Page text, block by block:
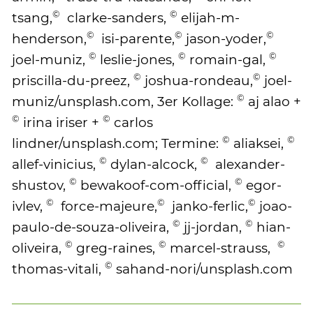
tsang,© clarke-sanders, © elijah-m-
henderson,© isi-parente,© jason-yoder,©
joel-muniz, © leslie-jones, © romain-gal, ©
priscilla-du-preez, © joshua-rondeau,© joel-
muniz/unsplash.com, 3er Kollage: © aj alao +
© irina iriser + © carlos
lindner/unsplash.com; Termine: © aliaksei, ©
allef-vinicius, © dylan-alcock, ©
alexander-
shustov, © bewakoof-com-official, © egor-
ivlev, © force-majeure,© janko-ferlic,© joao-
paulo-de-souza-oliveira, © jj-jordan, © hian-
oliveira, © greg-raines, © marcel-strauss, ©
thomas-vitali, © sahand-nori/unsplash.com